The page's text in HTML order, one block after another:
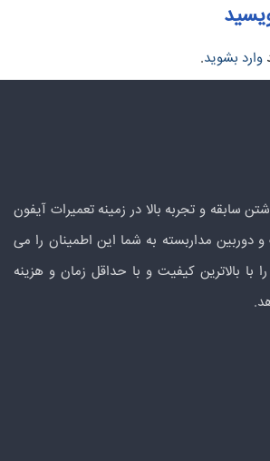
وارد بشوید.
سابقه و تجربه بالا در زمینه تعمیرات آیفون
دوربین مداربسته به شما این اطمینان را می
با بالاترین کیفیت و با حداقل زمان و هزینه